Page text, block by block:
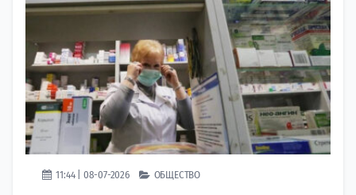
11:44 | 08-07-2026 ОБЩЕСТВО